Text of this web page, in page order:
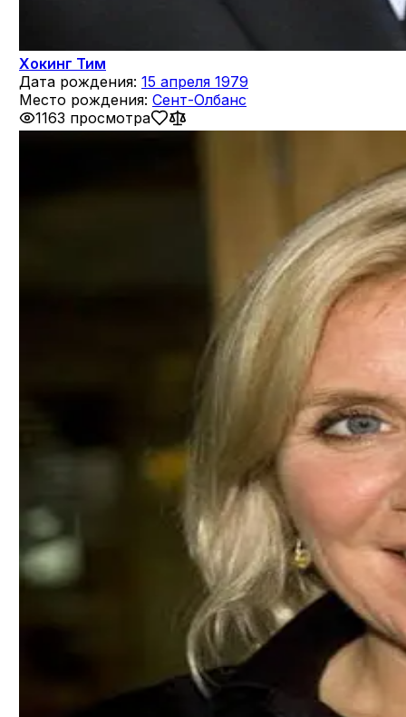
Хокинг Тим
Дата рождения: 15 апреля 1979
Место рождения: Сент-Олбанс
1163 просмотра